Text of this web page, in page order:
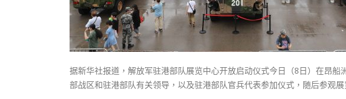
据新华社报道，解放军驻港部队展览中心开放启动仪式今日（8日）在昂
部战区和驻港部队有关领导，以及驻港部队官兵代表参加仪式，随后参观展